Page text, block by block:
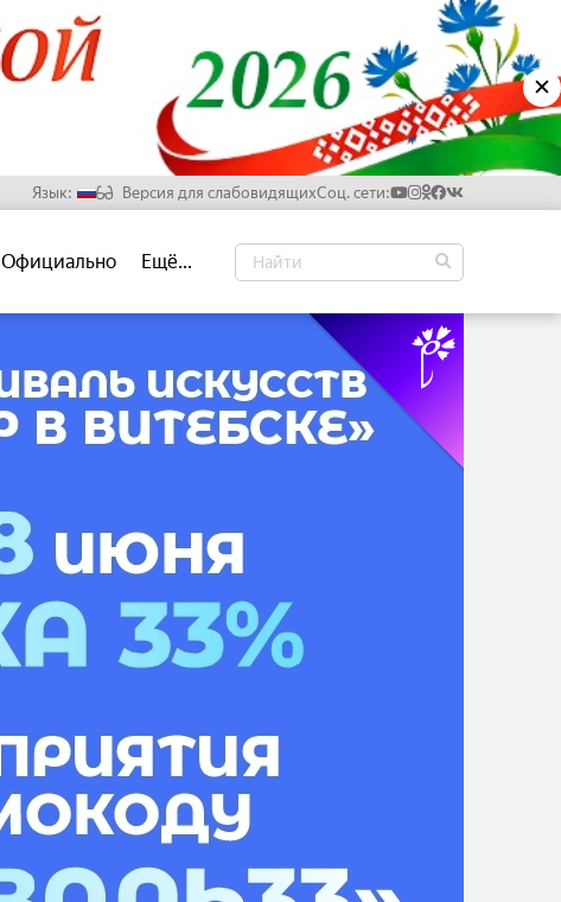
✕
Язык:
Китайский
Версия для слабовидящихСоц. сети:
Официально Ещё...